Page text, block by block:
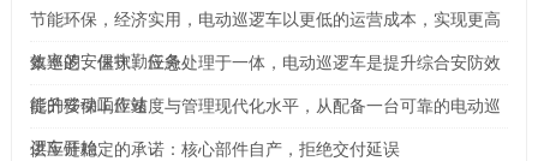
节能环保，经济实用，电动巡逻车以更低的运营成本，实现更高
效率的安保执勤任务
集巡逻、值守、应急处理于一体，电动巡逻车是提升综合安防效
能的移动工作站
提升安保响应速度与管理现代化水平，从配备一台可靠的电动巡
逻车开始
供应链稳定的承诺：核心部件自产，拒绝交付延误